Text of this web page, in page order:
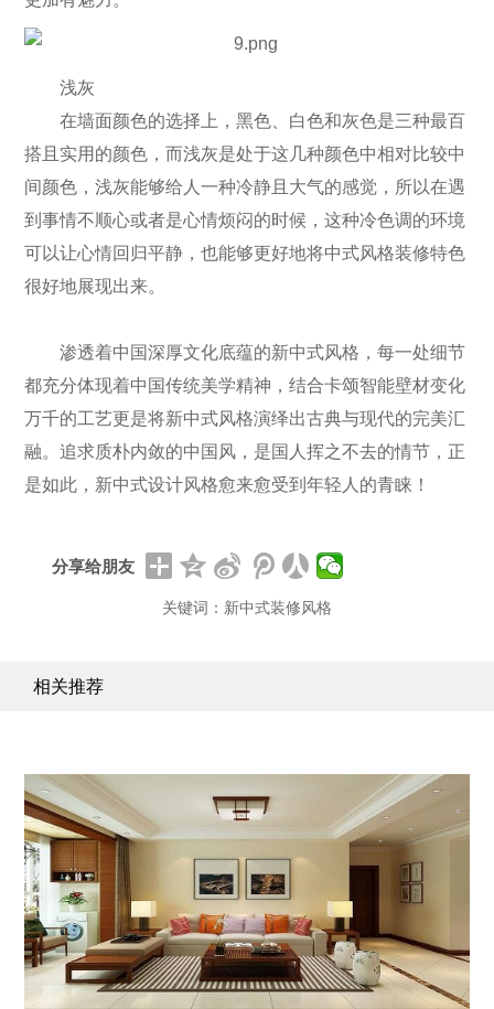
浅灰
在墙面颜色的选择上，黑色、白色和灰色是三种最百
搭且实用的颜色，而浅灰是处于这几种颜色中相对比较中
间颜色，浅灰能够给人一种冷静且大气的感觉，所以在遇
到事情不顺心或者是心情烦闷的时候，这种冷色调的环境
可以让心情回归平静，也能够更好地将中式风格装修特色
很好地展现出来。
渗透着中国深厚文化底蕴的新中式风格，每一处细节
都充分体现着中国传统美学精神，结合卡颂智能壁材变化
万千的工艺更是将新中式风格演绎出古典与现代的完美汇
融。追求质朴内敛的中国风，是国人挥之不去的情节，正
是如此，新中式设计风格愈来愈受到年轻人的青睐！
分享给朋友
关键词：新中式装修风格
相关推荐